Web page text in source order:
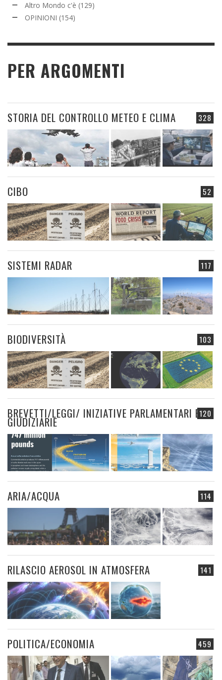
Altro Mondo c'è (129)
OPINIONI (154)
PER ARGOMENTI
328
STORIA DEL CONTROLLO METEO E CLIMA
52
CIBO
117
SISTEMI RADAR
103
BIODIVERSITÀ
120
BREVETTI/LEGGI/ INIZIATIVE PARLAMENTARI E
GIUDIZIARIE
114
ARIA/ACQUA
141
RILASCIO AEROSOL IN ATMOSFERA
459
POLITICA/ECONOMIA